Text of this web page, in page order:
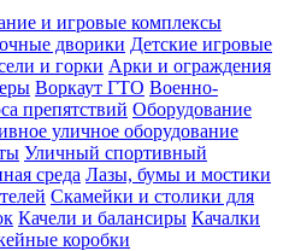
и игровые комплексы
дворики Детские игровые
и горки Арки и ограждения
Воркаут ГТО Военно-
препятствий Оборудование
уличное оборудование
Уличный спортивный
среда Лазы, бумы и мостики
Скамейки и столики для
Качели и балансиры Качалки
коробки